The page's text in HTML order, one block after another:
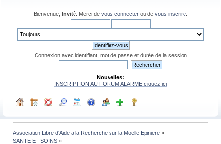
Bienvenue, Invité . Merci de vous connecter ou de vous inscrire
Connexion avec identifiant, mot de passe et durée de la session
Nouvelles:
INSCRIPTION AU FORUM ALARME cliquez ici
Association Libre d'Aide a la Recherche sur la Moelle Epiniere »
SANTE ET SOINS »